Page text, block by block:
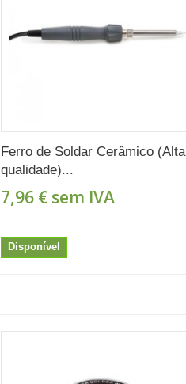
Ferro de Soldar Cerâmico (Alta
qualidade)...
7,96 €sem IVA
Disponível